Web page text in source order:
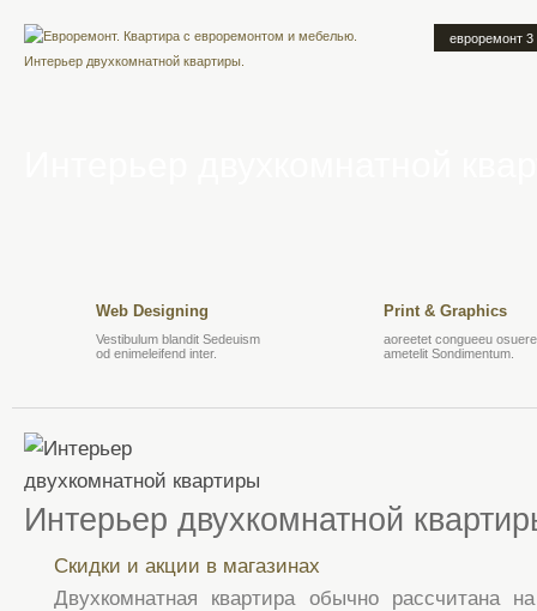
евроремонт 3
Web Designing
Vestibulum blandit Sedeuism
od enimeleifend inter.
Print & Graphics
aoreetet congueeu
ametelit Sondimentum.
Интерьер двухкомнатной
Скидки и акции в магазинах
Двухкомнатная квартира обычно рассчитана